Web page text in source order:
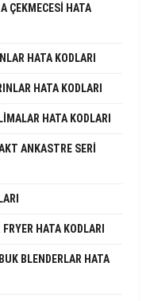
ÇEKMECESI HATA
HATA KODLARI
HATA KODLARI
HATA KODLARI
ANKASTRE SERI
HATA KODLARI
BLENDERLAR HATA